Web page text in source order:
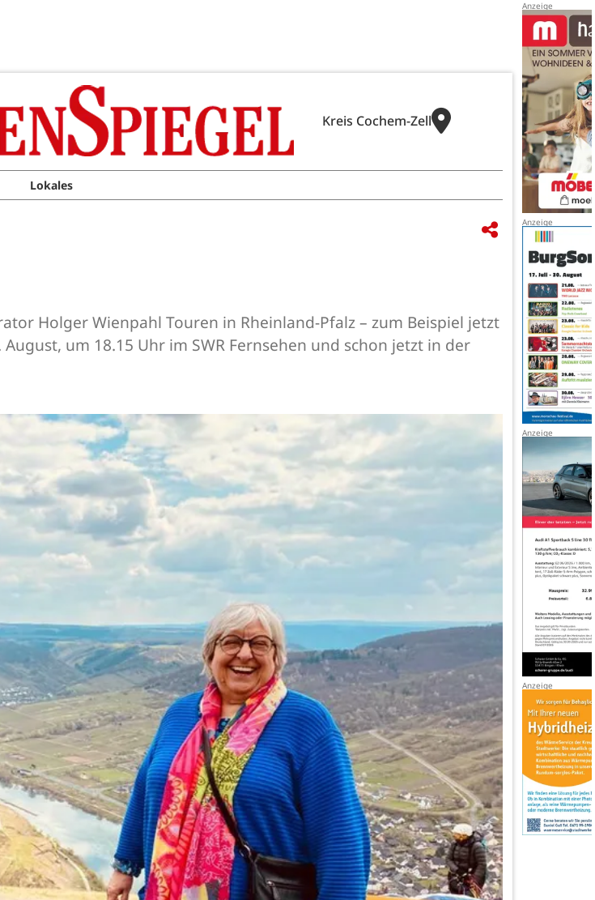
Kreis Cochem-Zell
Lokales
Holger Wienpahl Touren in Rheinland-Pfalz – zum Beispiel jetzt
um 18.15 Uhr im SWR Fernsehen und schon jetzt in der